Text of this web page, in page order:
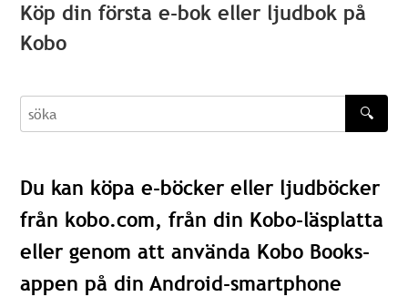
Köp din första e-bok eller ljudbok på
Kobo
söka
🔍
Du kan köpa e-böcker eller ljudböcker
från kobo.com, från din Kobo-läsplatta
eller genom att använda Kobo Books-
appen på din Android-smartphone